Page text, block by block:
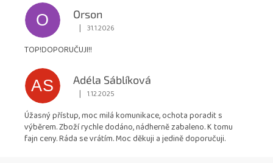
O
Orson
Hodnocení obchodu je 5 z 5 hvězdiček.
| 31.1.2026
TOP!DOPORUČUJI!!
AS
Adéla Sáblíková
Hodnocení obchodu je 5 z 5 hvězdiček.
| 1.12.2025
Úžasný přístup, moc milá komunikace, ochota poradit s
výběrem. Zboží rychle dodáno, nádherně zabaleno. K tomu
fajn ceny. Ráda se vrátím. Moc děkuji a jedině doporučuji.